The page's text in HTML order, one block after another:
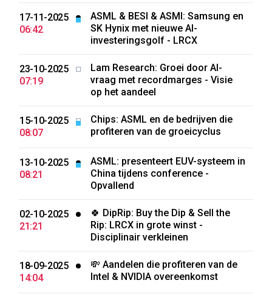
17-11-2025
06:42
ASML & BESI & ASMI: Samsung en
SK Hynix met nieuwe AI-
investeringsgolf - LRCX
23-10-2025
07:19
Lam Research: Groei door AI-
vraag met recordmarges - Visie
op het aandeel
15-10-2025
08:07
Chips: ASML en de bedrijven die
profiteren van de groeicyclus
13-10-2025
08:21
ASML: presenteert EUV-systeem in
China tijdens conference -
Opvallend
02-10-2025
21:21
🍀 DipRip: Buy the Dip & Sell the
Rip: LRCX in grote winst -
Disciplinair verkleinen
18-09-2025
14:04
💸 Aandelen die profiteren van de
Intel & NVIDIA overeenkomst